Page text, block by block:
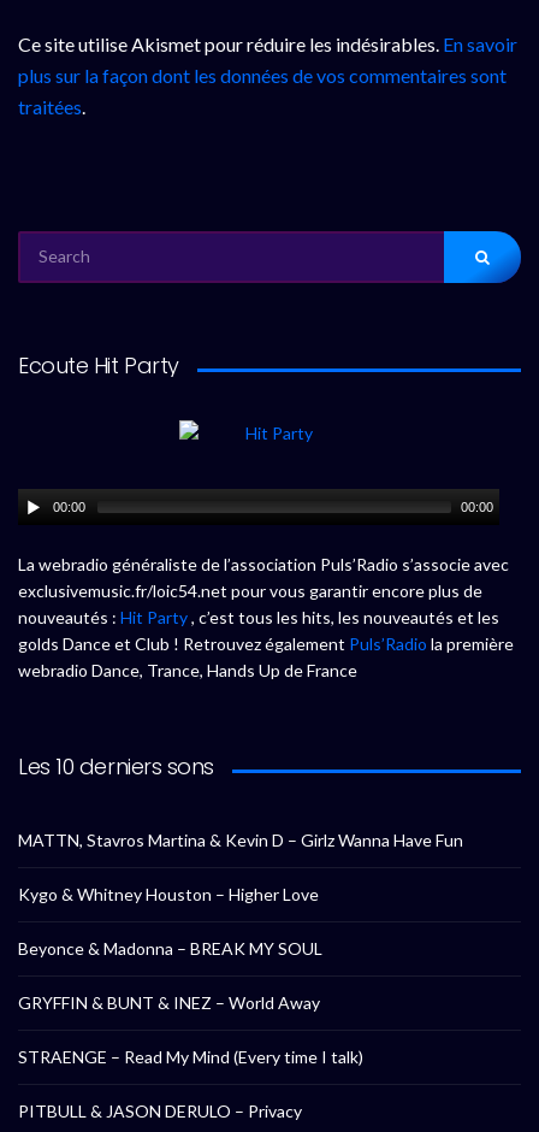
Ce site utilise Akismet pour réduire les indésirables. En savoir
plus sur la façon dont les données de vos commentaires sont
traitées.
FOR:
Ecoute Hit Party
00:00 00:00
La webradio généraliste de l’association Puls’Radio s’associe avec
exclusivemusic.fr/loic54.net pour vous garantir encore plus de
nouveautés : Hit Party, c’est tous les hits, les nouveautés et les
golds Dance et Club ! Retrouvez également Puls’Radio la première
webradio Dance, Trance, Hands Up de France
Les 10 derniers sons
MATTN, Stavros Martina & Kevin D – Girlz Wanna Have Fun
Kygo & Whitney Houston – Higher Love
Beyonce & Madonna – BREAK MY SOUL
GRYFFIN & BUNT & INEZ – World Away
STRAENGE – Read My Mind (Every time I talk)
PITBULL & JASON DERULO – Privacy